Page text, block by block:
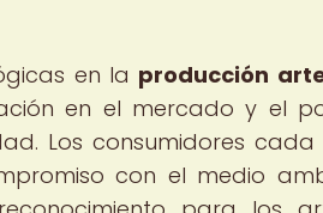
en la producción
en el mercado y el
Los consumidores
con el medio